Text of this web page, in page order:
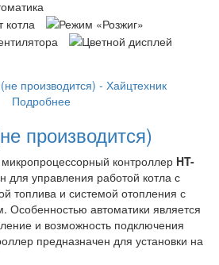
Подробнее
производится)
контроллер HT-
для управления работой котла с
топлива и системой отопления с
Особенностью автоматики является
и возможность подключения
предназначен для установки на